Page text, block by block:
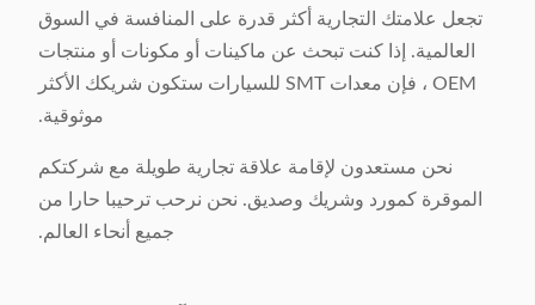
تجعل علامتك التجارية أكثر قدرة على المنافسة في السوق
العالمية. إذا كنت تبحث عن ماكينات أو مكونات أو منتجات
OEM ، فإن معدات SMT للسيارات ستكون شريكك الأكثر
موثوقية.
نحن مستعدون لإقامة علاقة تجارية طويلة مع شركتكم
الموقرة كمورد وشريك وصديق. نحن نرحب ترحيبا حارا من
جميع أنحاء العالم.